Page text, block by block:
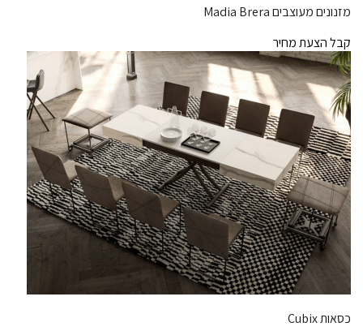
מזנונים מעוצבים Madia Brera
קבל הצעת מחיר
כסאות Cubix